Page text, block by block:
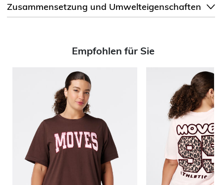
Zusammensetzung und Umwelteigenschaften
Empfohlen für Sie